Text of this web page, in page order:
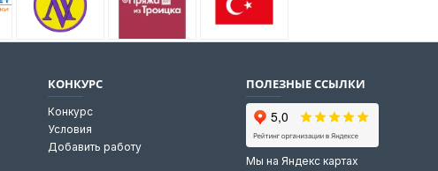
КОНКУРС
Конкурс
Условия
Добавить работу
ПОЛЕЗНЫЕ ССЫЛКИ
Мы на Яндекс картах